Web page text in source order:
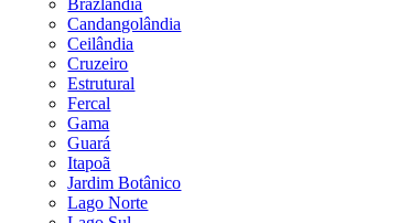
Brazlândia
Candangolândia
Ceilândia
Cruzeiro
Estrutural
Fercal
Gama
Guará
Itapoã
Jardim Botânico
Lago Norte